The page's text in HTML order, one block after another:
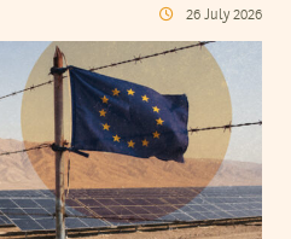
26 July 2026